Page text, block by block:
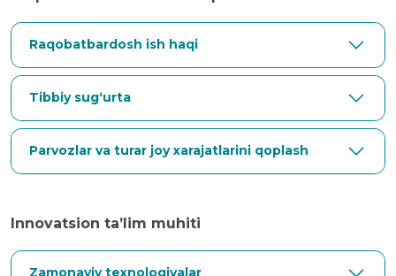
Raqobatbardosh ish haqi
Tibbiy sug‘urta
Parvozlar va turar joy xarajatlarini qoplash
Innovatsion ta’lim muhiti
Zamonaviy texnologiyalar